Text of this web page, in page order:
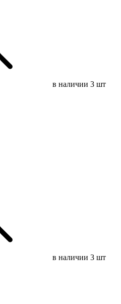
в наличии 3 шт
в наличии 3 шт